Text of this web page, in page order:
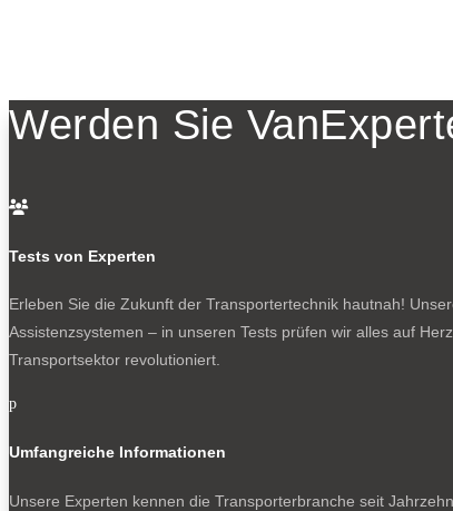
Werden Sie

Tests von Experten
Erleben Sie die Zukunft der Transportertechnik hautnah!
Assistenzsystemen – in unseren Tests prüfen wir alles auf
Transportsektor revolutioniert.
p
Umfangreiche Informationen
Unsere Experten kennen die Transporterbranche seit